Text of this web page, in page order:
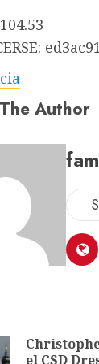
Author
el CSD